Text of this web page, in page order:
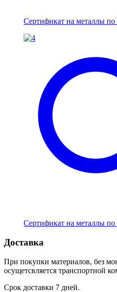
Сертификат на металлы
Сертификат на металлы
Доставка
При покупки материалов, без
осущетсвляется транспортной
Срок доставки 7 дней.